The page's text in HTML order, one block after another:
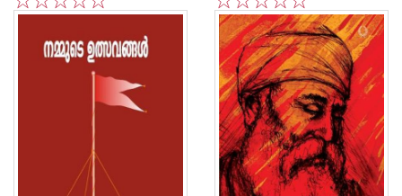
5
4
3
2
1 5
4
3
2
1